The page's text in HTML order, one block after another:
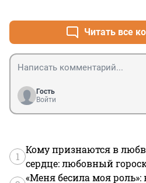
Читать все
Гость
Войти
1
Кому признаются в
сердце: любовный
«Меня бесила моя